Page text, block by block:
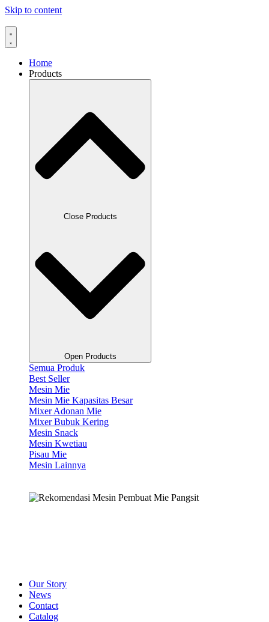
Skip to content
Home
Products
Close Products
Open Products
Semua Produk
Best Seller
Mesin Mie
Mesin Mie Kapasitas Besar
Mixer Adonan Mie
Mixer Bubuk Kering
Mesin Snack
Mesin Kwetiau
Pisau Mie
Mesin Lainnya
Our Story
News
Contact
Catalog